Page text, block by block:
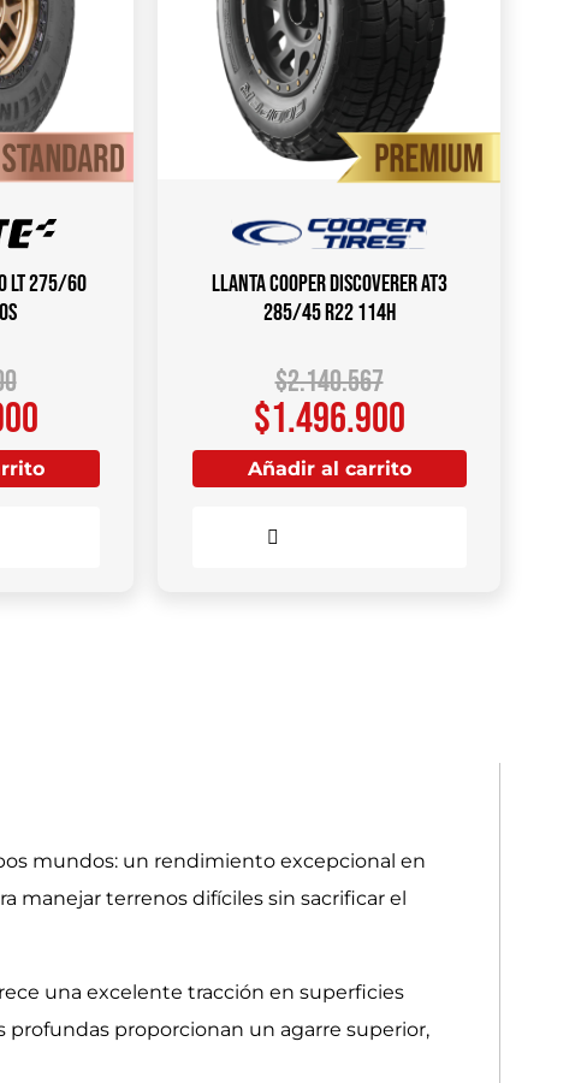
LT 275/60
Llanta COOPER DISCOVERER AT3
285/45 R22 114H
$2.140.567
$1.496.900
Añadir al carrito
mundos: un rendimiento excepcional en
manejar terrenos difíciles sin sacrificar el
una excelente tracción en superficies
profundas proporcionan un agarre superior,